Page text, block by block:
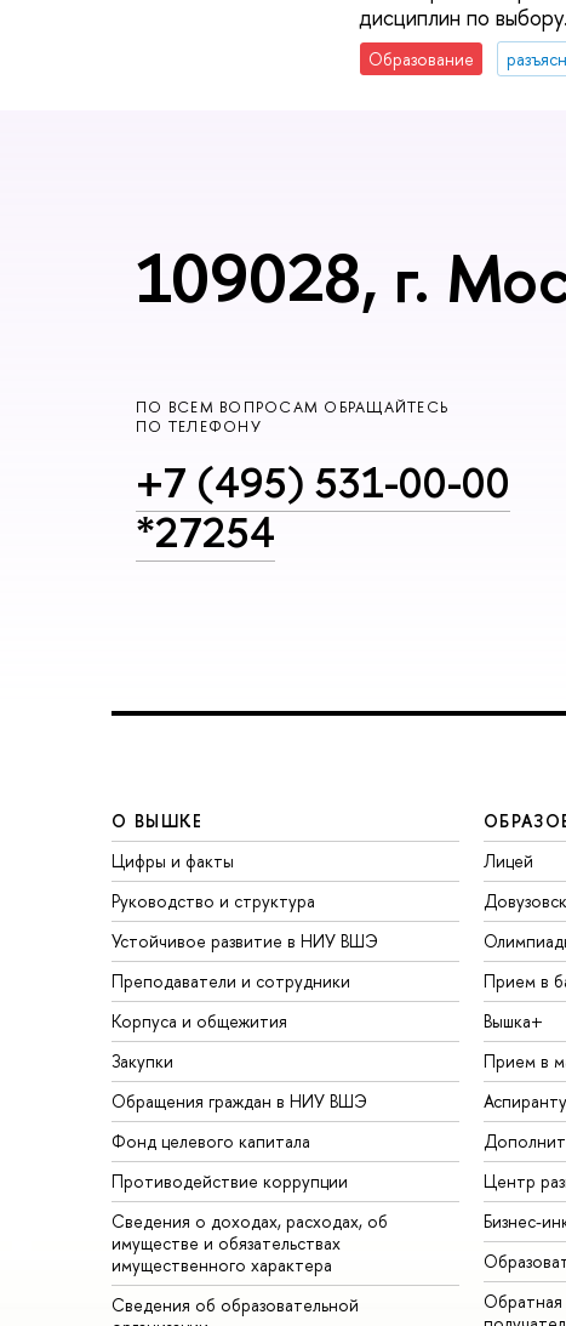
дисциплин по выбору.
Образование
109028, г.
ПО ВСЕМ ВОПРОСАМ ОБРАЩАЙТЕСЬ
ПО ТЕЛЕФОНУ
+7 (495) 531-00-00
*27254
О ВЫШКЕ
Цифры и факты
Руководство и структура
Устойчивое развитие в НИУ ВШЭ
Преподаватели и сотрудники
Корпуса и общежития
Закупки
Обращения граждан в НИУ ВШЭ
Фонд целевого капитала
Противодействие коррупции
Сведения о доходах, расходах, об
имуществе и обязательствах
имущественного характера
Сведения об образовательной
Лицей
Прием в
Вышка+
Прием в
Центр
Бизнес-
Обратная